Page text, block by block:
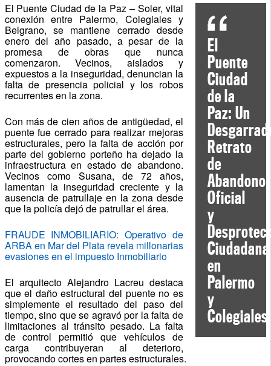
El
Puente
Ciudad
de la
Paz: Un
Retrato
de
Abandono
Oficial
y
Ciudadana
en
Palermo
y
Colegiales
El Puente Ciudad de la Paz – Soler, vital
conexión entre Palermo, Colegiales y
Belgrano, se mantiene cerrado desde
enero del año pasado, a pesar de la
promesa de obras que nunca
comenzaron. Vecinos, aislados y
expuestos a la inseguridad, denuncian la
falta de presencia policial y los robos
recurrentes en la zona.
Con más de cien años de antigüedad, el
puente fue cerrado para realizar mejoras
estructurales, pero la falta de acción por
parte del gobierno porteño ha dejado la
infraestructura en estado de abandono.
Vecinos como Susana, de 72 años,
lamentan la inseguridad creciente y la
ausencia de patrullaje en la zona desde
que la policía dejó de patrullar el área.
FRAUDE INMOBILIARIO: Operativo de
ARBA en Mar del Plata revela millonarias
evasiones en el impuesto Inmobiliario
El arquitecto Alejandro Lacreu destaca
que el daño estructural del puente no es
simplemente el resultado del paso del
tiempo, sino que se agravó por la falta de
limitaciones al tránsito pesado. La falta
de control permitió que vehículos de
carga contribuyeran al deterioro,
provocando cortes en partes estructurales.